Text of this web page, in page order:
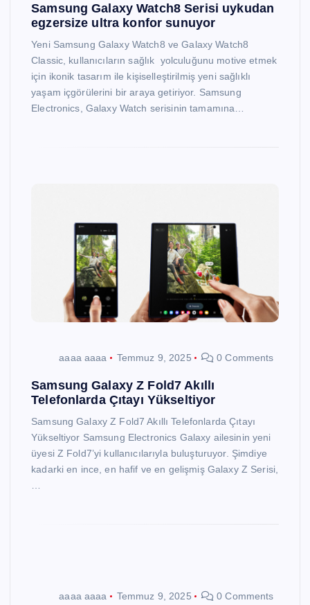
Samsung Galaxy Watch8 Serisi uykudan
egzersize ultra konfor sunuyor
Yeni Samsung Galaxy Watch8 ve Galaxy Watch8
Classic, kullanıcıların sağlık yolculuğunu motive etmek
için ikonik tasarım ile kişiselleştirilmiş yeni sağlıklı
yaşam içgörülerini bir araya getiriyor. Samsung
Electronics, Galaxy Watch serisinin tamamına…
aaaa aaaa Temmuz 9, 2025 0 Comments
Samsung Galaxy Z Fold7 Akıllı
Telefonlarda Çıtayı Yükseltiyor
Samsung Galaxy Z Fold7 Akıllı Telefonlarda Çıtayı
Yükseltiyor Samsung Electronics Galaxy ailesinin yeni
üyesi Z Fold7’yi kullanıcılarıyla buluşturuyor. Şimdiye
kadarki en ince, en hafif ve en gelişmiş Galaxy Z Serisi,
aaaa aaaa Temmuz 9, 2025 0 Comments